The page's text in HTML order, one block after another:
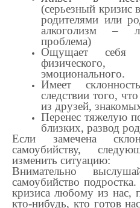
(серьезный кризис
родителями или
алкоголизм –
проблема)
Ощущает себя
физического,
эмоционального.
Имеет
следствии того,
из друзей,
Перенес тяжелую
близких, развод
Если замечена
самоубийству,
изменить ситуацию:
Внимательно
самоубийство
кризиса любому из нас,
кто-нибудь, кто готов